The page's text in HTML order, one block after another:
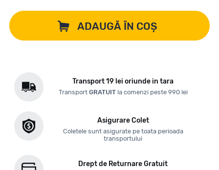
ADAUGĂ ÎN COȘ
Transport 19 lei oriunde in tara
Transport GRATUITla comenzi peste 990 lei
Asigurare Colet
Coletele sunt asigurate pe toata perioada
transportului
Drept de Returnare Gratuit